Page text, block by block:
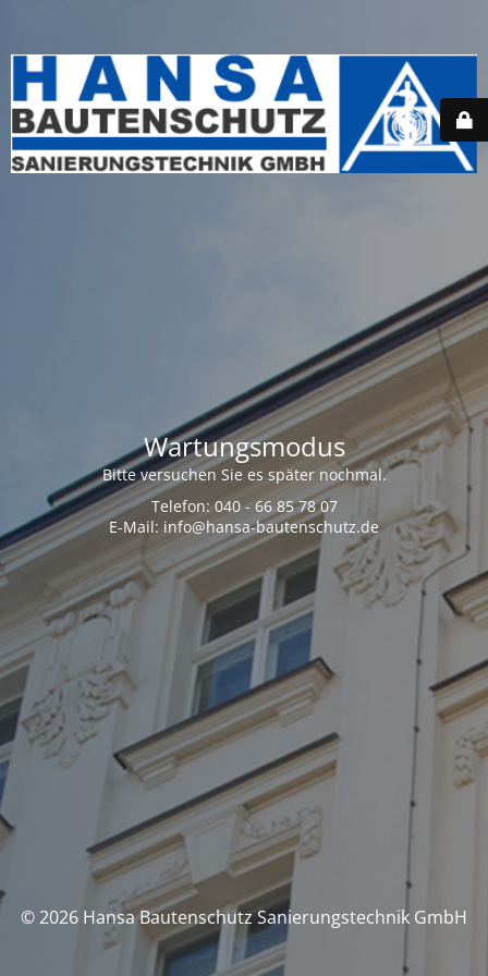
Wartungsmodus
Bitte versuchen Sie es später nochmal.
Telefon: 040 - 66 85 78 07
E-Mail: info@hansa-bautenschutz.de
© 2026 Hansa Bautenschutz Sanierungstechnik GmbH